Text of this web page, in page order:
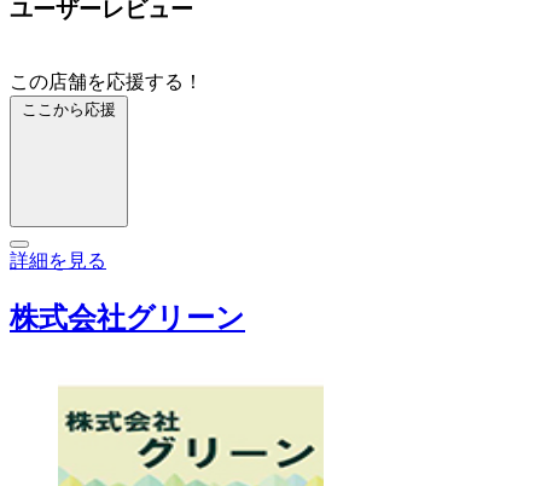
ユーザーレビュー
この店舗を応援する！
ここから応援
詳細を見る
株式会社グリーン